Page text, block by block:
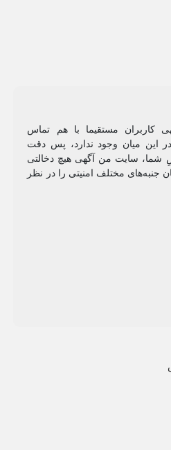
کاربران مستقیما با هم تماس
این میان وجود ندارد، پس دقت
شما، سایت من آگهی هیچ دخالتی
جنبه‌های مختلف امنیتی را در نظر